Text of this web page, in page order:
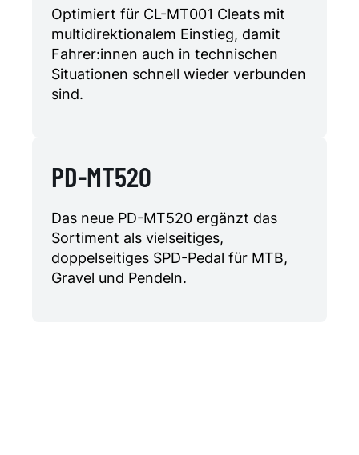
Optimiert für CL-MT001 Cleats mit
multidirektionalem Einstieg, damit
Fahrer:innen auch in technischen
Situationen schnell wieder verbunden
sind.
PD-MT520
Das neue PD-MT520 ergänzt das
Sortiment als vielseitiges,
doppelseitiges SPD-Pedal für MTB,
Gravel und Pendeln.